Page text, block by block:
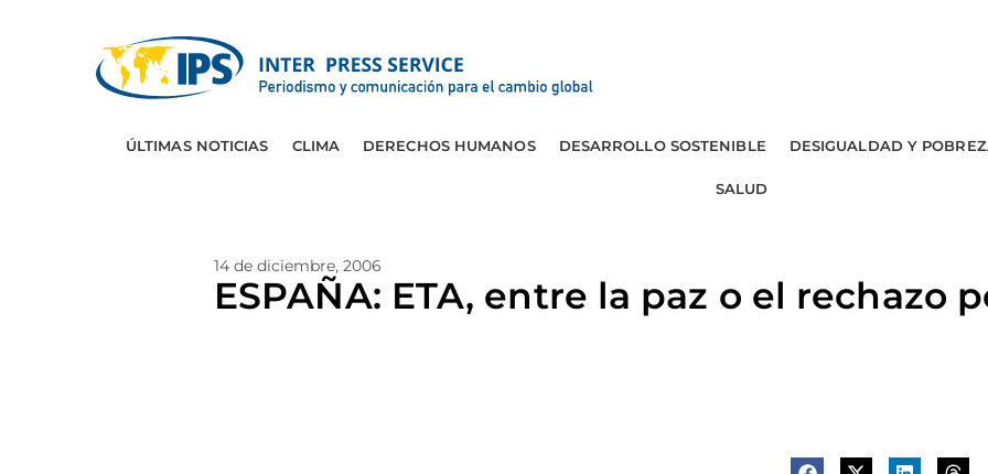
ÚLTIMAS NOTICIAS CLIMA DERECHOS HUMANOS DESARROLLO SOSTENIBLE DESIGUALDAD Y
SALUD
14 de diciembre, 2006
ESPAÑA: ETA, entre la paz o el rechazo